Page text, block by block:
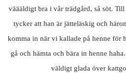
väääldigt bra i vår trädgård, så söt.
tycker att han är jätteläskig och
komma in när vi kallade på henne för
gå och hämta och bära in henne
väldigt glada över